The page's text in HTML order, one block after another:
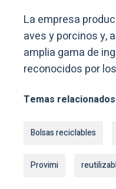
La empresa
aves y porcinos y,
amplia gama de
reconocidos por
Temas
Bolsas reciclables
Provimi